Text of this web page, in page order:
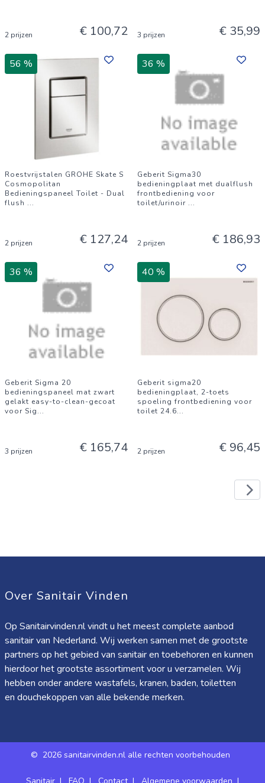
2 prijzen € 100,72 3 prijzen € 35,99
56 %
Roestvrijstalen GROHE Skate S
Cosmopolitan
Bedieningspaneel Toilet - Dual
flush ...
2 prijzen € 127,24
36 %
Geberit Sigma30
bedieningplaat met dualflush
frontbediening voor
toilet/urinoir ...
2 prijzen € 186,93
36 %
Geberit Sigma 20
bedieningspaneel mat zwart
gelakt easy-to-clean-gecoat
voor Sig...
3 prijzen € 165,74
40 %
Geberit sigma20
bedieningplaat, 2-toets
spoeling frontbediening voor
toilet 24.6...
2 prijzen € 96,45
Over Sanitair Vinden
Op Sanitairvinden.nl vindt u het meest complete aanbod
sanitair van Nederland. Wij werken samen met de grootste
partners op het gebied van sanitair en toebehoren en kunnen
hierdoor het grootste assortiment voor u verzamelen. Wij
hebben onder andere wastafels, kranen, baden, toiletten
en douchekoppen van alle bekende merken.
© 2026 sanitairvinden.nl alle rechten voorbehouden